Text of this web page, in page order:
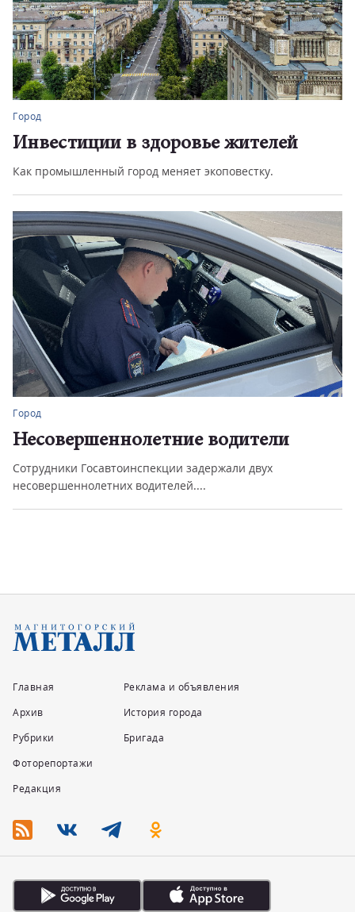
Город
Инвестиции в здоровье жителей
Как промышленный город меняет экоповестку.
Город
Несовершеннолетние водители
Сотрудники Госавтоинспекции задержали двух
несовершеннолетних водителей....
Главная
Архив
Рубрики
Фоторепортажи
Редакция
Реклама и объявления
История города
Бригада